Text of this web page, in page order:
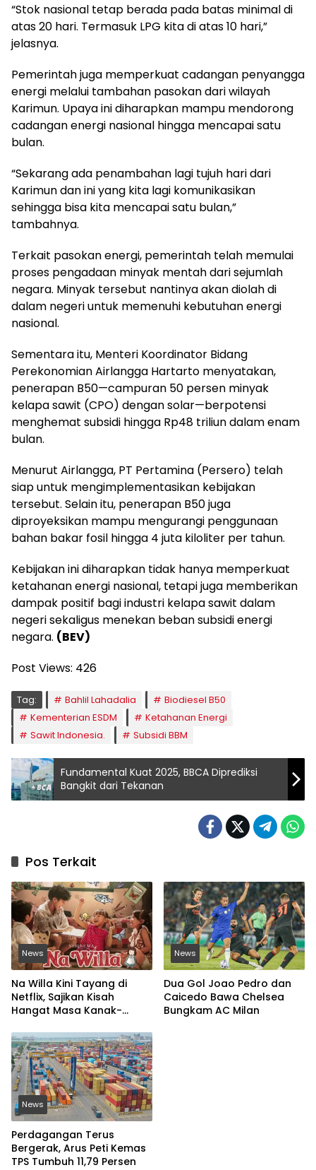
“Stok nasional tetap berada pada batas minimal di
atas 20 hari. Termasuk LPG kita di atas 10 hari,”
jelasnya.
Pemerintah juga memperkuat cadangan penyangga
energi melalui tambahan pasokan dari wilayah
Karimun. Upaya ini diharapkan mampu mendorong
cadangan energi nasional hingga mencapai satu
bulan.
“Sekarang ada penambahan lagi tujuh hari dari
Karimun dan ini yang kita lagi komunikasikan
sehingga bisa kita mencapai satu bulan,”
tambahnya.
Terkait pasokan energi, pemerintah telah memulai
proses pengadaan minyak mentah dari sejumlah
negara. Minyak tersebut nantinya akan diolah di
dalam negeri untuk memenuhi kebutuhan energi
nasional.
Sementara itu, Menteri Koordinator Bidang
Perekonomian Airlangga Hartarto menyatakan,
penerapan B50—campuran 50 persen minyak
kelapa sawit (CPO) dengan solar—berpotensi
menghemat subsidi hingga Rp48 triliun dalam enam
bulan.
Menurut Airlangga, PT Pertamina (Persero) telah
siap untuk mengimplementasikan kebijakan
tersebut. Selain itu, penerapan B50 juga
diproyeksikan mampu mengurangi penggunaan
bahan bakar fosil hingga 4 juta kiloliter per tahun.
Kebijakan ini diharapkan tidak hanya memperkuat
ketahanan energi nasional, tetapi juga memberikan
dampak positif bagi industri kelapa sawit dalam
negeri sekaligus menekan beban subsidi energi
negara. (BEV)
Post Views: 426
Tag: Bahlil Lahadalia
Biodiesel B50
Kementerian ESDM
Ketahanan Energi
Sawit Indonesia.
Subsidi BBM
Fundamental Kuat 2025, BBCA Diprediksi
Bangkit dari Tekanan
Pos Terkait
News
Na Willa Kini Tayang di
Netflix, Sajikan Kisah
Hangat Masa Kanak-
News
Dua Gol Joao Pedro dan
Caicedo Bawa Chelsea
Bungkam AC Milan
News
Perdagangan Terus
Bergerak, Arus Peti Kemas
TPS Tumbuh 11,79 Persen